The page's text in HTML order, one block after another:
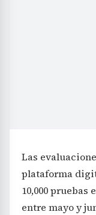
Las
plataforma
10,000 pruebas
entre mayo y